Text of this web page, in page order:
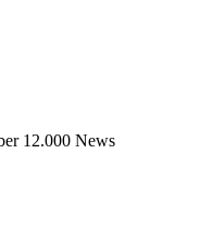
12.000 News